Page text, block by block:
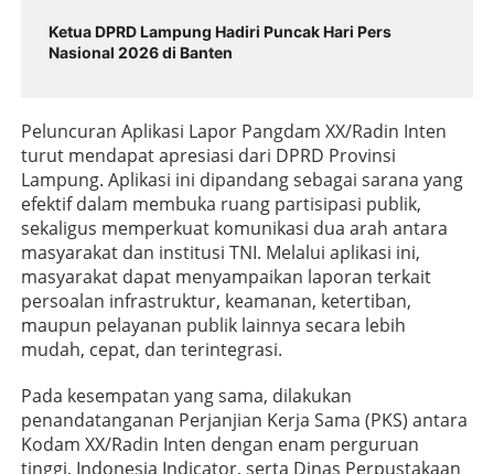
Ketua DPRD Lampung Hadiri Puncak Hari Pers
Nasional 2026 di Banten
Peluncuran Aplikasi Lapor Pangdam XX/Radin Inten
turut mendapat apresiasi dari DPRD Provinsi
Lampung. Aplikasi ini dipandang sebagai sarana yang
efektif dalam membuka ruang partisipasi publik,
sekaligus memperkuat komunikasi dua arah antara
masyarakat dan institusi TNI. Melalui aplikasi ini,
masyarakat dapat menyampaikan laporan terkait
persoalan infrastruktur, keamanan, ketertiban,
maupun pelayanan publik lainnya secara lebih
mudah, cepat, dan terintegrasi.
Pada kesempatan yang sama, dilakukan
penandatanganan Perjanjian Kerja Sama (PKS) antara
Kodam XX/Radin Inten dengan enam perguruan
tinggi, Indonesia Indicator, serta Dinas Perpustakaan